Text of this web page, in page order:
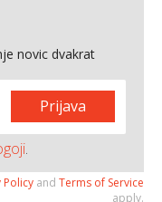
novic dvakrat
Prijava
.
Policy and Terms of Service
apply.